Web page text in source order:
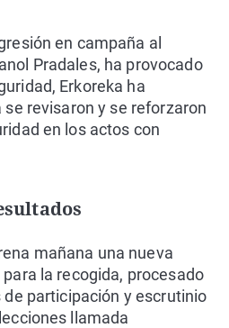
en campaña al
Pradales, ha provocado
Erkoreka ha
revisaron y se reforzaron
en los actos con
mañana una nueva
la recogida, procesado
participación y escrutinio
llamada